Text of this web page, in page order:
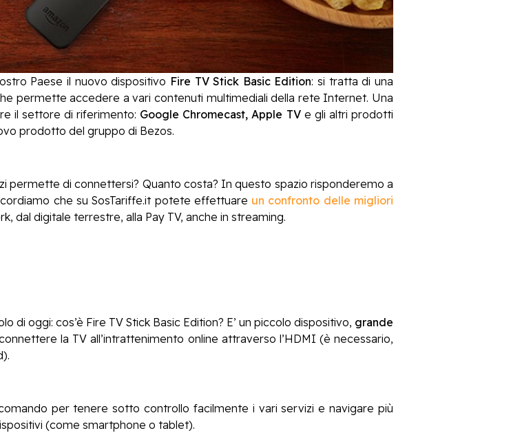
Paese il nuovo dispositivo Fire TV Stick Basic Edition: si tratta di una
permette accedere a vari contenuti multimediali della rete Internet. Una
il settore di riferimento: Google Chromecast, Apple TVe gli altri prodotti
prodotto del gruppo di Bezos.
permette di connettersi? Quanto costa? In questo spazio risponderemo a
che su SosTariffe.it potete effettuare un confronto delle migliori
dal digitale terrestre, alla Pay TV, anche in streaming.
di oggi: cos’è Fire TV Stick Basic Edition? E’ un piccolo dispositivo, grande
la TV all’intrattenimento online attraverso l’HDMI (è necessario,
per tenere sotto controllo facilmente i vari servizi e navigare più
(come smartphone o tablet).